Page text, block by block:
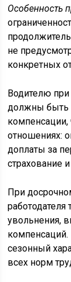
Особенность
не
конкретных
Водителю
должны быть
отношениях:
доплаты за
страхование
При
увольнения,
компенсаций.
сезонный
всех норм